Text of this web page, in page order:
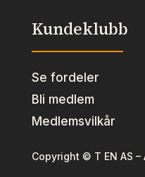
Kundeklubb
Se fordeler
Bli medlem
Medlemsvilkår
Copyright © T EN AS